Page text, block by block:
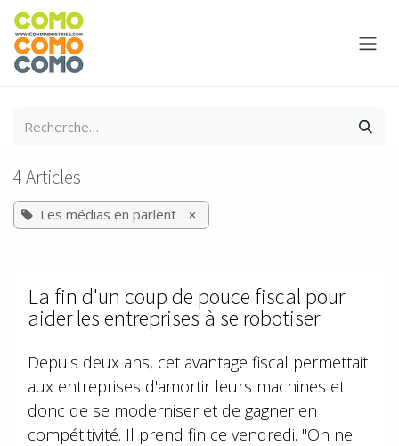
Se rendre au contenu
4 Articles
Les médias en parlent ×
La fin d'un coup de pouce fiscal pour
aider les entreprises à se robotiser
Depuis deux ans, cet avantage fiscal permettait
aux entreprises d'amortir leurs machines et
donc de se moderniser et de gagner en
compétitivité. Il prend fin ce vendredi. "On ne